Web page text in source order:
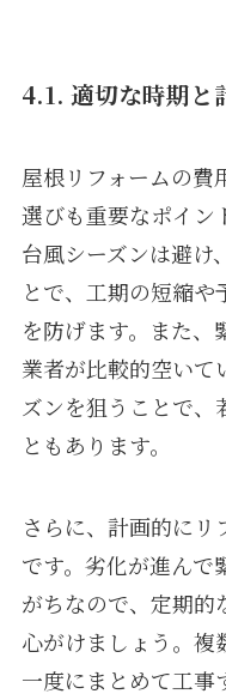
4.1. 適切な時期と
屋根リフォームの費
選びも重要なポイン
台風シーズンは避け
とで、工期の短縮
を防げます。また、
業者が比較的空いて
ズンを狙うことで、
ともあります。
さらに、計画的に
です。劣化が進んで
がちなので、定期的
心がけましょう。複
一度にまとめて工事